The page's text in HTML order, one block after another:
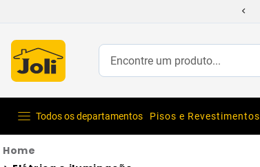
Encontre um produto...
Todos os departamentos Pisos e Revestimentos